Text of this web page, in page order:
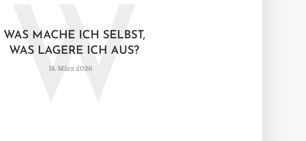
WAS MACHE ICH SELBST,
WAS LAGERE ICH AUS?
18. März 2026
W